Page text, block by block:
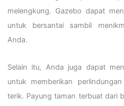
melengkung. Gazebo dapat
untuk bersantai sambil
Anda.
Selain itu, Anda juga dapat
untuk memberikan
terik. Payung taman terbuat dari